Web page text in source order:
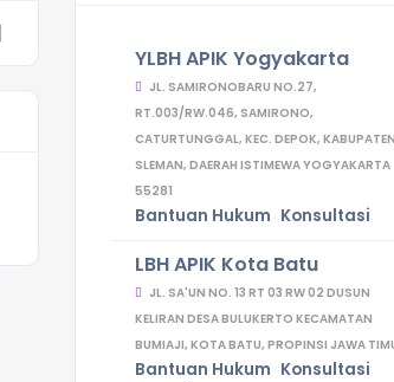
YLBH APIK Yogyakarta
JL. SAMIRONOBARU NO.27,
RT.003/RW.046, SAMIRONO,
CATURTUNGGAL, KEC. DEPOK, KABUPATEN
SLEMAN, DAERAH ISTIMEWA YOGYAKARTA
55281
Bantuan Hukum Konsultasi
LBH APIK Kota Batu
JL. SA'UN NO. 13 RT 03 RW 02 DUSUN
KELIRAN DESA BULUKERTO KECAMATAN
BUMIAJI, KOTA BATU, PROPINSI JAWA
Bantuan Hukum Konsultasi